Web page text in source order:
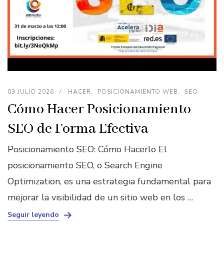
03 JULIO 2026 HACER POSICIONAMIENTO WEB SEO
Cómo Hacer Posicionamiento
SEO de Forma Efectiva
Posicionamiento SEO: Cómo Hacerlo El
posicionamiento SEO, o Search Engine
Optimization, es una estrategia fundamental para
mejorar la visibilidad de un sitio web en los …
Seguir leyendo